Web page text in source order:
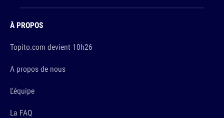
À PROPOS
Topito.com devient 10h26
A propos de nous
L'équipe
La FAQ